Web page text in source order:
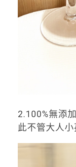
2.100%無添
此不管大人小